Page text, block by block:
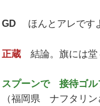
GD ほんとアレです
正蔵 結論。旗には堂
スプーンで 接待ゴ
（福岡県 ナフタリ